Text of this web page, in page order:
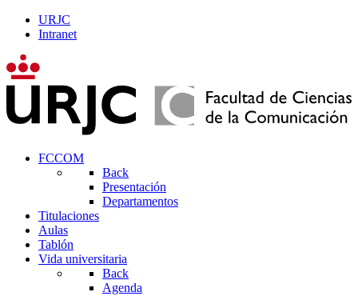
URJC
Intranet
FCCOM
Back
Presentación
Departamentos
Titulaciones
Aulas
Tablón
Vida universitaria
Back
Agenda